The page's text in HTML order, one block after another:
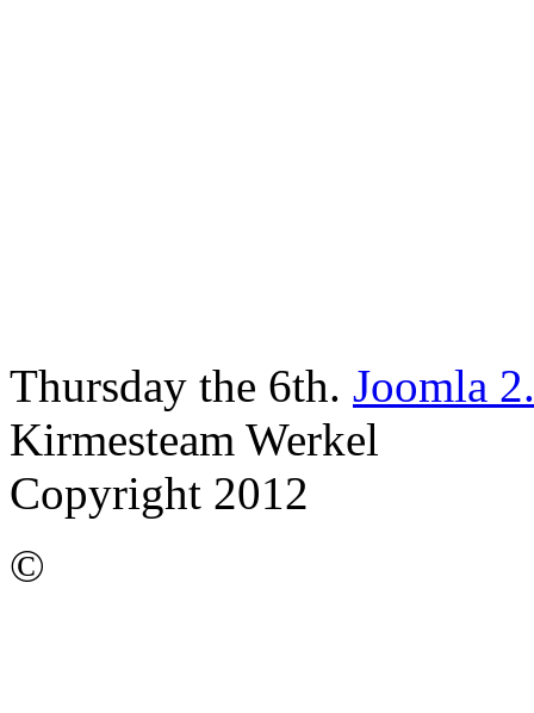
Thursday the 6th. Joomla
Kirmesteam Werkel
Copyright 2012
©